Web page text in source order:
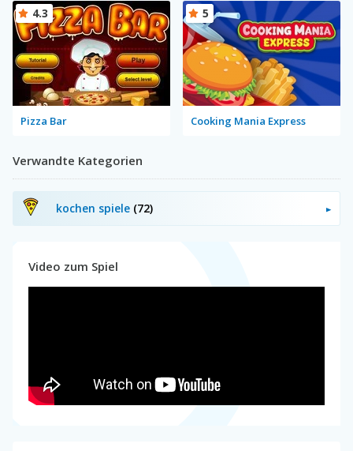
Pizza Bar
4.3
Cooking Mania Express
5
Verwandte Kategorien
kochen spiele (72)
Video zum Spiel